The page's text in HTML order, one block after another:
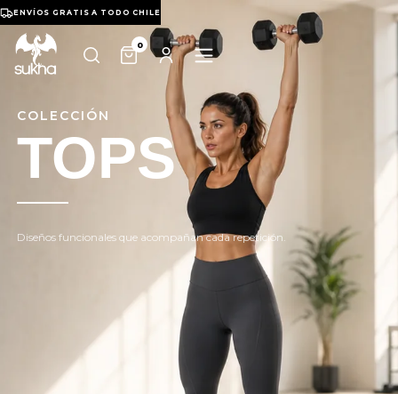
ENVÍOS GRATIS A TODO CHILE
0
COLECCIÓN
TOPS
Diseños funcionales que acompañan cada repetición.